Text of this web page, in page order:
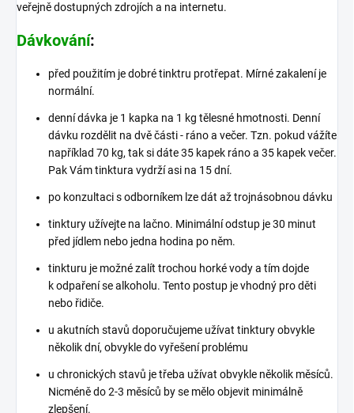
veřejně dostupných zdrojích a na internetu.
Dávkování:
před použitím je dobré tinktru protřepat. Mírné zakalení je
normální.
denní dávka je 1 kapka na 1 kg tělesné hmotnosti. Denní
dávku rozdělit na dvě části - ráno a večer. Tzn. pokud vážíte
například 70 kg, tak si dáte 35 kapek ráno a 35 kapek večer.
Pak Vám tinktura vydrží asi na 15 dní.
po konzultaci s odborníkem lze dát až trojnásobnou dávku
tinktury užívejte na lačno. Minimální odstup je 30 minut
před jídlem nebo jedna hodina po něm.
tinkturu je možné zalít trochou horké vody a tím dojde
k odpaření se alkoholu. Tento postup je vhodný pro děti
nebo řidiče.
u akutních stavů doporučujeme užívat tinktury obvykle
několik dní, obvykle do vyřešení problému
u chronických stavů je třeba užívat obvykle několik měsíců.
Nicméně do 2-3 měsíců by se mělo objevit minimálně
zlepšení.